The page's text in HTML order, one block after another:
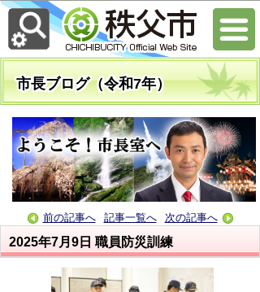
市長ブログ（令和7年）
前の記事へ 記事一覧へ 次の記事へ
2025年7月9日 職員防災訓練